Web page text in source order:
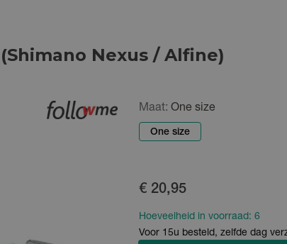
Nexus / Alfine)
Maat: One size
One size
€ 20,95
Hoeveelheid in voorraad: 6
Voor 15u besteld, zelfde dag